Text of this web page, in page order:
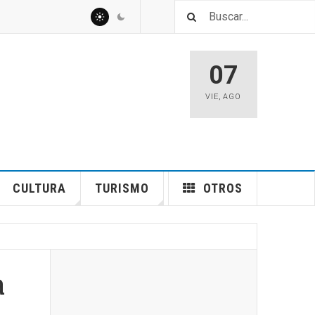
07
VIE,AGO
CULTURA TURISMO OTROS